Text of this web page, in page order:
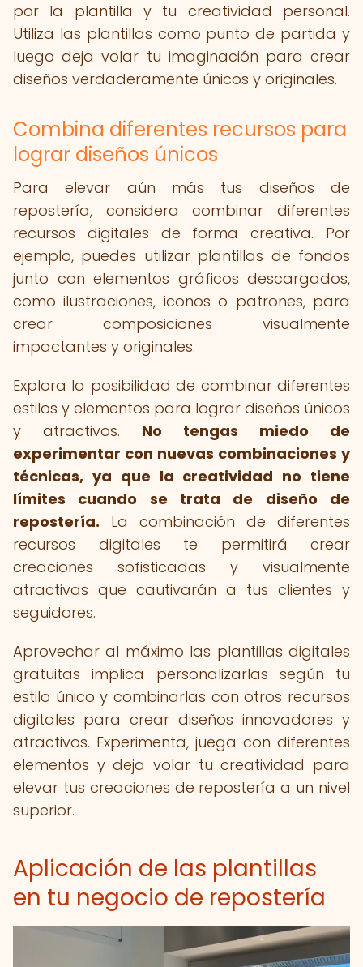
por la plantilla y tu creatividad personal.
Utiliza las plantillas como punto de partida y
luego deja volar tu imaginación para crear
diseños verdaderamente únicos y originales.
Combina diferentes recursos para
lograr diseños únicos
Para elevar aún más tus diseños de
repostería, considera combinar diferentes
recursos digitales de forma creativa. Por
ejemplo, puedes utilizar plantillas de fondos
junto con elementos gráficos descargados,
como ilustraciones, iconos o patrones, para
crear composiciones visualmente
impactantes y originales.
Explora la posibilidad de combinar diferentes
estilos y elementos para lograr diseños únicos
y atractivos. No tengas miedo de
experimentar con nuevas combinaciones y
técnicas, ya que la creatividad no tiene
límites cuando se trata de diseño de
repostería. La combinación de diferentes
recursos digitales te permitirá crear
creaciones sofisticadas y visualmente
atractivas que cautivarán a tus clientes y
seguidores.
Aprovechar al máximo las plantillas digitales
gratuitas implica personalizarlas según tu
estilo único y combinarlas con otros recursos
digitales para crear diseños innovadores y
atractivos. Experimenta, juega con diferentes
elementos y deja volar tu creatividad para
elevar tus creaciones de repostería a un nivel
superior.
Aplicación de las plantillas
en tu negocio de repostería